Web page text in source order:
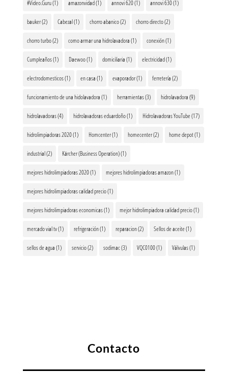
#Video.Guru(1) amazonvidad(1) annovi 620(1) annovi 630(1)
bauker(2) Cabezal(1) chorro abanico(2) chorro directo(2)
chorro turbo(2) como armar una hidrolavadora(1) conexión(1)
Cumpleaños(1) Daewoo(1) domiciliaria(1) electricidad(1)
electrodomesticos(1) en casa(1) evaporador(1) ferretería(2)
funcionamiento de una hidolavadora(1) herramientas(3) hidrolavadora(9)
hidrolavadoras(4) hidrolavadoras eduardoño(1) Hidrolavadoras YouTube(17)
hidrolimpiadoras 2020(1) Homcenter(1) homecenter(2) home depot(1)
industrial(2) Kärcher (Business Operation)(1)
mejores hidrolimpiadoras 2020(1) mejores hidrolimpiadoras amazon(1)
mejores hidrolimpiadoras calidad precio(1)
mejores hidrolimpiadoras economicas(1) mejor hidrolimpiadora calidad precio(1)
mercado vial tv(1) refrigeración(1) reparacion(2) Sellos de aceite(1)
sellos de agua(1) servicio(2) sodimac(3) VQC0100(1) Válvulas(1)
Contacto